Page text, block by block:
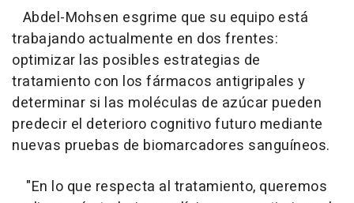
Abdel-Mohsen esgrime que su equipo está
trabajando actualmente en dos frentes:
optimizar las posibles estrategias de
tratamiento con los fármacos antigripales y
determinar si las moléculas de azúcar pueden
predecir el deterioro cognitivo futuro mediante
nuevas pruebas de biomarcadores sanguíneos.
"En lo que respecta al tratamiento, queremos